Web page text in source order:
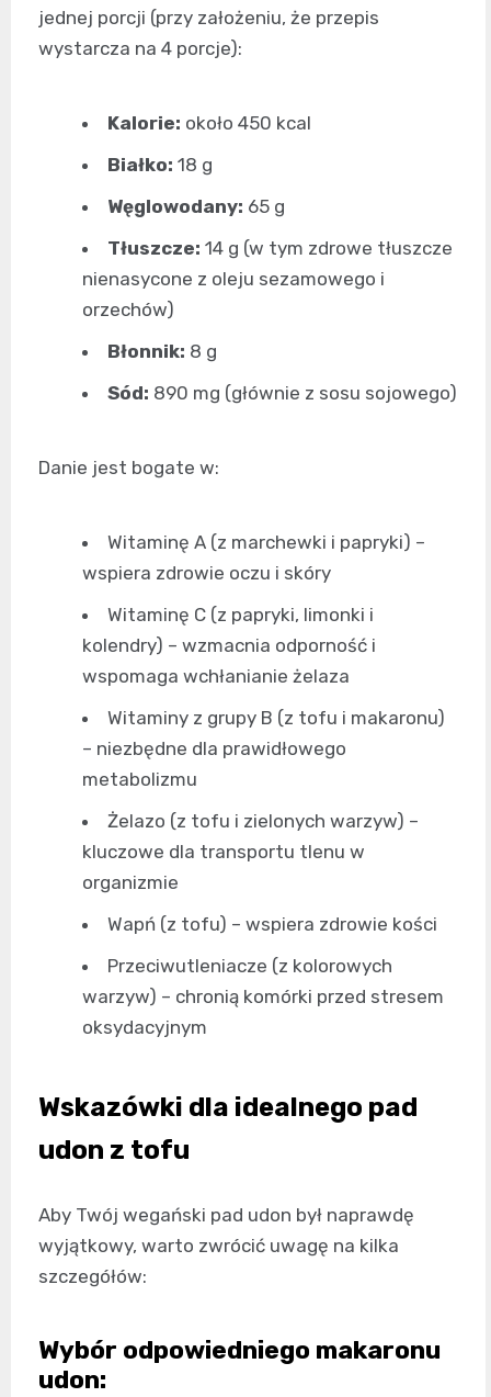
jednej porcji (przy założeniu, że przepis
wystarcza na 4 porcje):
Kalorie: około 450 kcal
Białko: 18 g
Węglowodany: 65 g
Tłuszcze: 14 g (w tym zdrowe tłuszcze
nienasycone z oleju sezamowego i
orzechów)
Błonnik: 8 g
Sód: 890 mg (głównie z sosu sojowego)
Danie jest bogate w:
Witaminę A (z marchewki i papryki) –
wspiera zdrowie oczu i skóry
Witaminę C (z papryki, limonki i
kolendry) – wzmacnia odporność i
wspomaga wchłanianie żelaza
Witaminy z grupy B (z tofu i makaronu)
– niezbędne dla prawidłowego
metabolizmu
Żelazo (z tofu i zielonych warzyw) –
kluczowe dla transportu tlenu w
organizmie
Wapń (z tofu) – wspiera zdrowie kości
Przeciwutleniacze (z kolorowych
warzyw) – chronią komórki przed stresem
oksydacyjnym
Wskazówki dla idealnego pad
udon z tofu
Aby Twój wegański pad udon był naprawdę
wyjątkowy, warto zwrócić uwagę na kilka
szczegółów:
Wybór odpowiedniego makaronu
udon: